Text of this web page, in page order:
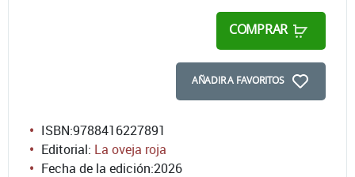
COMPRAR
AÑADIR A FAVORITOS
ISBN:9788416227891
Editorial: La oveja roja
Fecha de la edición:2026